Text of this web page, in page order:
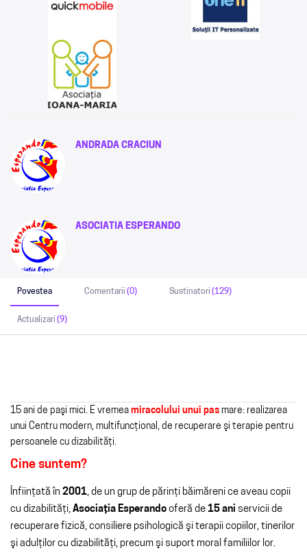
ANDRADA CRACIUN
ASOCIATIA ESPERANDO
Povestea Comentarii (0) Sustinatori (129)
Actualizari (9)
15 ani de paşi mici. E vremea miracolului unui pas mare: realizarea
unui Centru modern, multifuncţional, de recuperare şi terapie pentru
persoanele cu dizabilităţi.
Cine suntem?
Înfiinţată în 2001, de un grup de părinţi băimăreni ce aveau copii
cu dizabilităţi, Asociaţia Esperando oferă de 15 ani servicii de
recuperare fizică, consiliere psihologică şi terapii copiilor, tinerilor
şi adulţilor cu dizabilităţi, precum şi suport moral familiilor lor.